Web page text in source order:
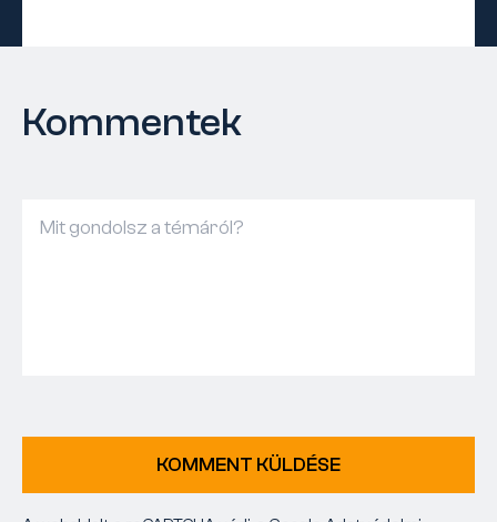
Kommentek
KOMMENT KÜLDÉSE